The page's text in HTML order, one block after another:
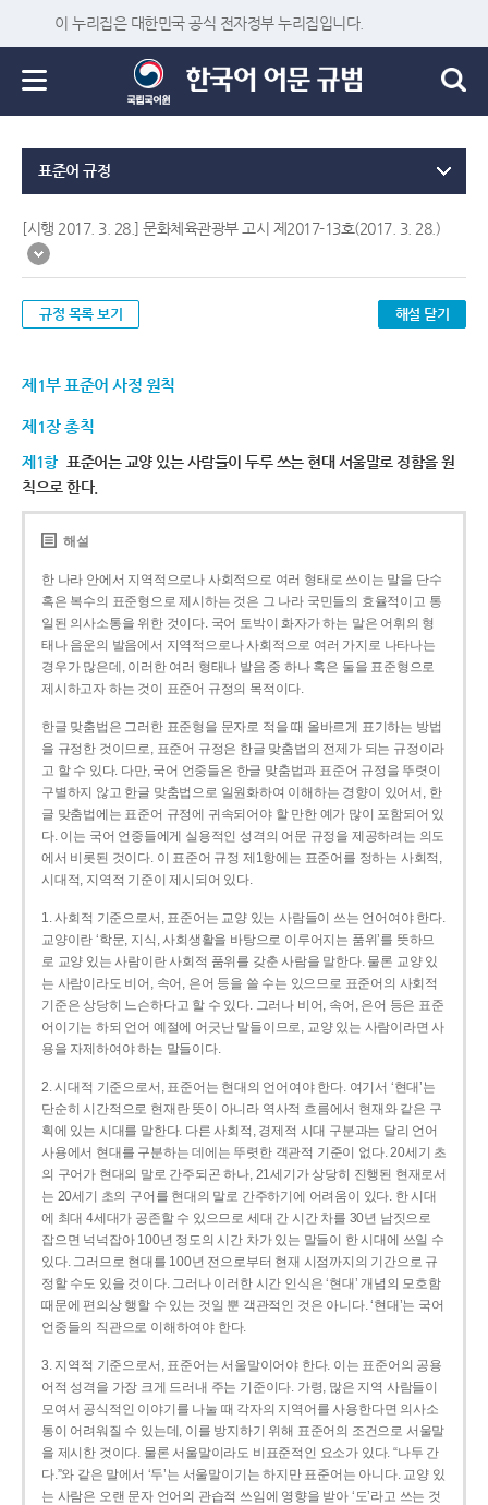
이 누리집은 대한민국 공식 전자정부 누리집입니다.
표준어 규정
[시행 2017. 3. 28.] 문화체육관광부 고시 제2017-13호(2017. 3. 28.)
규정 목록 보기 해설 닫기
제1부 표준어 사정 원칙
제1장 총칙
제1항 표준어는 교양 있는 사람들이 두루 쓰는 현대 서울말로 정함을 원
칙으로 한다.
해설
한 나라 안에서 지역적으로나 사회적으로 여러 형태로 쓰이는 말을 단수
혹은 복수의 표준형으로 제시하는 것은 그 나라 국민들의 효율적이고 통
일된 의사소통을 위한 것이다. 국어 토박이 화자가 하는 말은 어휘의 형
태나 음운의 발음에서 지역적으로나 사회적으로 여러 가지로 나타나는
경우가 많은데, 이러한 여러 형태나 발음 중 하나 혹은 둘을 표준형으로
제시하고자 하는 것이 표준어 규정의 목적이다.
한글 맞춤법은 그러한 표준형을 문자로 적을 때 올바르게 표기하는 방법
을 규정한 것이므로, 표준어 규정은 한글 맞춤법의 전제가 되는 규정이라
고 할 수 있다. 다만, 국어 언중들은 한글 맞춤법과 표준어 규정을 뚜렷이
구별하지 않고 한글 맞춤법으로 일원화하여 이해하는 경향이 있어서, 한
글 맞춤법에는 표준어 규정에 귀속되어야 할 만한 예가 많이 포함되어 있
다. 이는 국어 언중들에게 실용적인 성격의 어문 규정을 제공하려는 의도
에서 비롯된 것이다. 이 표준어 규정 제1항에는 표준어를 정하는 사회적,
시대적, 지역적 기준이 제시되어 있다.
1. 사회적 기준으로서, 표준어는 교양 있는 사람들이 쓰는 언어여야 한다.
교양이란 ‘학문, 지식, 사회생활을 바탕으로 이루어지는 품위’를 뜻하므
로 교양 있는 사람이란 사회적 품위를 갖춘 사람을 말한다. 물론 교양 있
는 사람이라도 비어, 속어, 은어 등을 쓸 수는 있으므로 표준어의 사회적
기준은 상당히 느슨하다고 할 수 있다. 그러나 비어, 속어, 은어 등은 표준
어이기는 하되 언어 예절에 어긋난 말들이므로, 교양 있는 사람이라면 사
용을 자제하여야 하는 말들이다.
2. 시대적 기준으로서, 표준어는 현대의 언어여야 한다. 여기서 ‘현대’는
단순히 시간적으로 현재란 뜻이 아니라 역사적 흐름에서 현재와 같은 구
획에 있는 시대를 말한다. 다른 사회적, 경제적 시대 구분과는 달리 언어
사용에서 현대를 구분하는 데에는 뚜렷한 객관적 기준이 없다. 20세기 초
의 구어가 현대의 말로 간주되곤 하나, 21세기가 상당히 진행된 현재로서
는 20세기 초의 구어를 현대의 말로 간주하기에 어려움이 있다. 한 시대
에 최대 4세대가 공존할 수 있으므로 세대 간 시간 차를 30년 남짓으로
잡으면 넉넉잡아 100년 정도의 시간 차가 있는 말들이 한 시대에 쓰일 수
있다. 그러므로 현대를 100년 전으로부터 현재 시점까지의 기간으로 규
정할 수도 있을 것이다. 그러나 이러한 시간 인식은 ‘현대’ 개념의 모호함
때문에 편의상 행할 수 있는 것일 뿐 객관적인 것은 아니다. ‘현대’는 국어
언중들의 직관으로 이해하여야 한다.
3. 지역적 기준으로서, 표준어는 서울말이어야 한다. 이는 표준어의 공용
어적 성격을 가장 크게 드러내 주는 기준이다. 가령, 많은 지역 사람들이
모여서 공식적인 이야기를 나눌 때 각자의 지역어를 사용한다면 의사소
통이 어려워질 수 있는데, 이를 방지하기 위해 표준어의 조건으로 서울말
을 제시한 것이다. 물론 서울말이라도 비표준적인 요소가 있다. “나두 간
다.”와 같은 말에서 ‘두’는 서울말이기는 하지만 표준어는 아니다. 교양 있
는 사람은 오랜 문자 언어의 관습적 쓰임에 영향을 받아 ‘도’라고 쓰는 것